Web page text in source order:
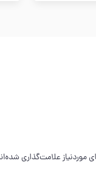
علامت‌گذاری